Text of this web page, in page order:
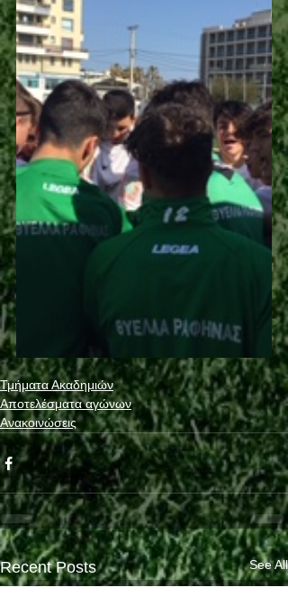
Τμήματα Ακαδημιών
Αποτελέσματα αγώνων
Ανακοινώσεις
Recent Posts See All